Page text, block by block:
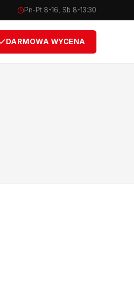
Pn-Pt 8-16, Sb 8-13:30
DARMOWA WYCENA